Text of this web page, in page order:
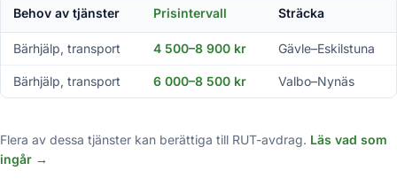
Behov av tjänster Prisintervall Sträcka
Bärhjälp, transport 4 500–8 900 kr Gävle–Eskilstuna
Bärhjälp, transport 6 000–8 500 kr Valbo–Nynäs
Flera av dessa tjänster kan berättiga till RUT-avdrag. Läs vad som
ingår →